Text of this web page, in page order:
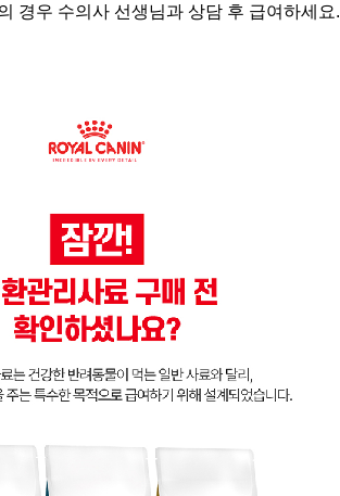
경우 수의사 선생님과 상담 후 급여하세요.